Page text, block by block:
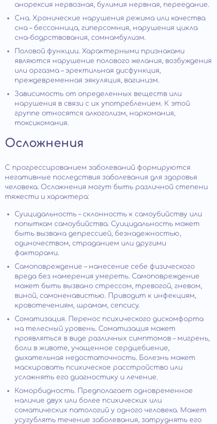
анорексия нервозная, булимия нервная, переедание.
Сна. Хронические нарушения режима или качества
сна – бессонница, гиперсомния, нарушения цикла
сна-бодрствования, сомнамбулизм.
Половой функции. Характерными признаками
являются нарушение полового желания, возбуждения
или оргазма – эректильная дисфункция,
преждевременная эякуляция, вагинизм.
Зависимость от определенных веществ или
нарушения в связи с их употреблением. К этой
группе относятся алкоголизм, наркомания,
токсикомания.
Осложнения
С прогрессированием заболеваний формируются
негативные последствия заболевания для здоровья
человека. Осложнения могут быть различной степени
тяжести и характера:
Суицидальность – склонность к самоубийству или
попыткам самоубийства. Суицидальность может
быть вызвана депрессией, безнадежностью,
одиночеством, страданием или другими
факторами.
Самоповреждение – нанесение себе физического
вреда без намерения умереть. Самоповреждение
может быть вызвано стрессом, тревогой, гневом,
виной, самоненавистью. Приводит к инфекциям,
кровотечениям, шрамам, сепсису.
Соматизация. Перенос психического дискомфорта
на телесный уровень. Соматизация может
проявляться в виде различных симптомов – мигрень,
боли в животе, учащенное сердцебиение,
дыхательная недостаточность. Болезнь может
маскировать психическое расстройство или
усложнять его диагностику и лечение.
Коморбидность. Предполагает одновременное
наличие двух или более психических или
соматических патологий у одного человека. Может
усугублять течение заболевания, затруднять его